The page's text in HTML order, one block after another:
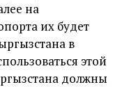
на
их будет
в
этой
должны